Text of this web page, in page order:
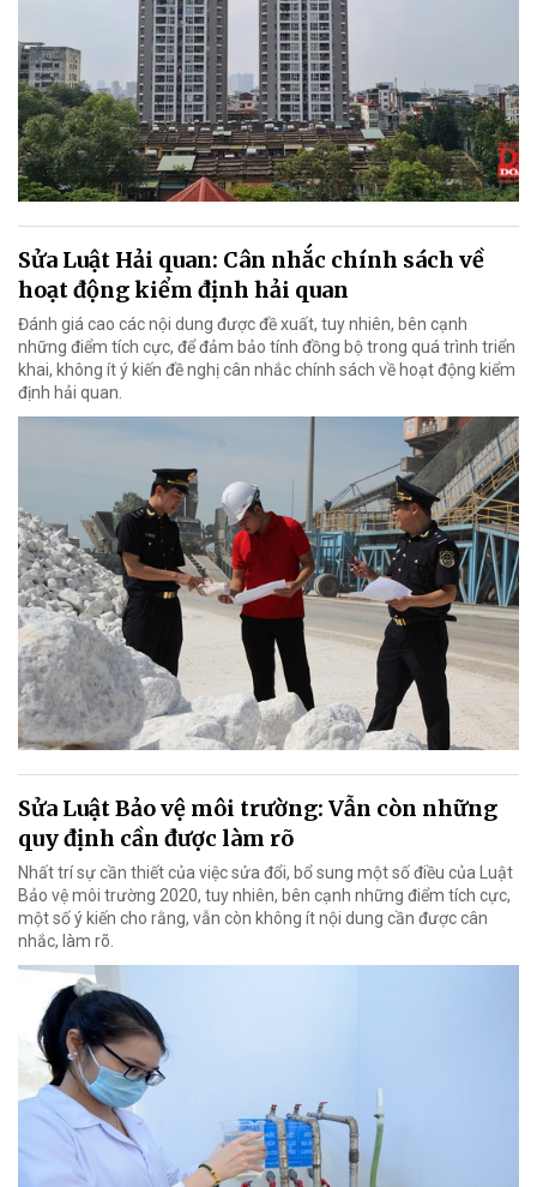
Sửa Luật Hải quan: Cân nhắc chính sách về
hoạt động kiểm định hải quan
Đánh giá cao các nội dung được đề xuất, tuy nhiên, bên cạnh
những điểm tích cực, để đảm bảo tính đồng bộ trong quá trình triển
khai, không ít ý kiến đề nghị cân nhắc chính sách về hoạt động kiểm
định hải quan.
Sửa Luật Bảo vệ môi trường: Vẫn còn những
quy định cần được làm rõ
Nhất trí sự cần thiết của việc sửa đổi, bổ sung một số điều của Luật
Bảo vệ môi trường 2020, tuy nhiên, bên cạnh những điểm tích cực,
một số ý kiến cho rằng, vẫn còn không ít nội dung cần được cân
nhắc, làm rõ.